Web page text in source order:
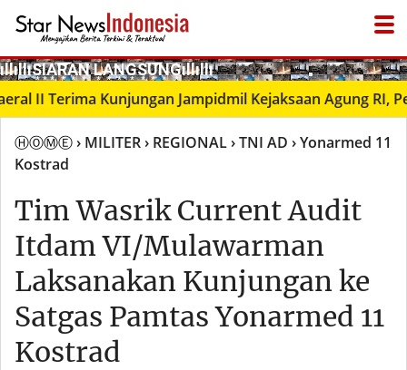
­ıllıllıS͙I͙A͙R͙A͙N͙ L͙A͙N͙G͙S͙U͙N͙G͙ıllıllı
Terima Kunjungan Jampidmil Kejaksaan Agung RI,
ⒽⓄⓂⒺ› MILITER› REGIONAL› TNI AD › Yonarmed 11
Kostrad
Tim Wasrik Current Audit
Itdam VI/Mulawarman
Laksanakan Kunjungan ke
Satgas Pamtas Yonarmed 11
Kostrad